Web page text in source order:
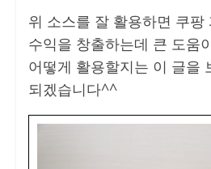
위 소스를 잘 활용하면 쿠팡
수익을 창출하는데 큰 도움
어떻게 활용할지는 이 글을
되겠습니다^^